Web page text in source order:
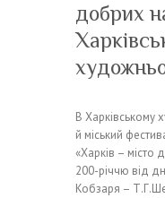
добрих
В Харківському
й міський
«Харків – місто
200-річчю від
Кобзаря –